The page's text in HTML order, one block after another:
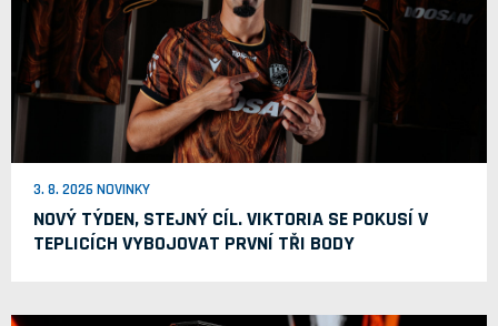
3. 8. 2026 NOVINKY
NOVÝ TÝDEN, STEJNÝ CÍL. VIKTORIA SE POKUSÍ V
TEPLICÍCH VYBOJOVAT PRVNÍ TŘI BODY